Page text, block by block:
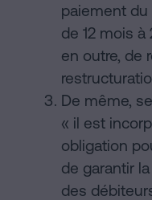
paiement
de 12 mois à
en outre, de
De même,
« il est
obligation
de garantir
des